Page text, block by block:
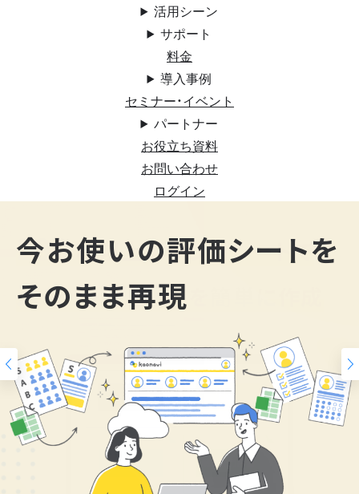
活用シーン
サポート
料金
導入事例
セミナー・イベント
パートナー
お役立ち資料
お問い合わせ
ログイン
200
スキルマップ
今お使いの評価シートを
そのまま再現